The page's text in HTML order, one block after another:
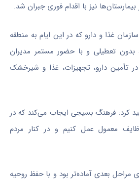
نیز با اقدام فوری جبران شد.
غذا و دارو که در این ایام به منطقه
بدون تعطیلی و با حضور مستمر مدیران
تأمین دارو، تجهیزات، غذا و شیرخشک
کرد: فرهنگ بسیجی ایجاب می‌کند که در
معمول عمل کنیم و در کنار مردم
مراحل بعدی آماده‌تر بود و با حفظ روحیه